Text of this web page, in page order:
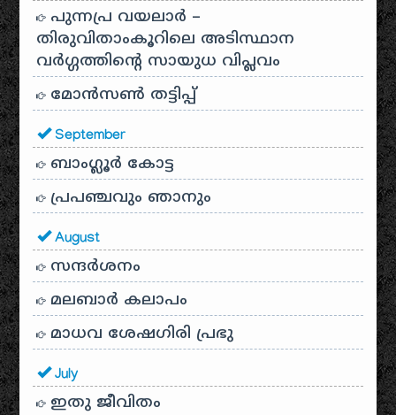
പുന്നപ്ര വയലാർ –
തിരുവിതാംകൂറിലെ അടിസ്ഥാന
വർഗ്ഗത്തിന്റെ സായുധ വിപ്ലവം
മോൻസൺ തട്ടിപ്പ്
September
ബാംഗ്ലൂർ കോട്ട
പ്രപഞ്ചവും ഞാനും
August
സന്ദര്‍ശനം
മലബാർ കലാപം
മാധവ ശേഷഗിരി പ്രഭു
July
ഇതു ജീവിതം